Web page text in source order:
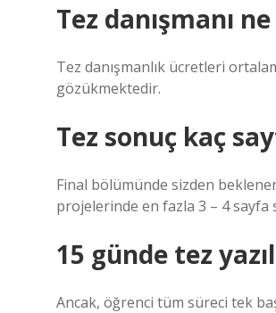
Tez danışmanı
Tez danışmanlık ücretleri
gözükmektedir.
Tez sonuç kaç
Final bölümünde sizden
projelerinde en fazla 3 – 4 sayfa
15 günde tez
Ancak, öğrenci tüm süreci tek